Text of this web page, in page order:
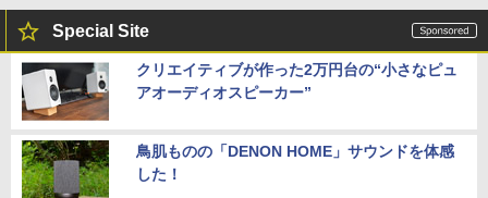
Special Site
クリエイティブが作った2万円台の“小さなピュ
アオーディオスピーカー”
鳥肌ものの「DENON HOME」サウンドを体感
した！